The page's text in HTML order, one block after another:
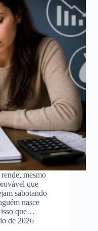
mesmo
que
sabotando
nasce
isso que…
de 2026